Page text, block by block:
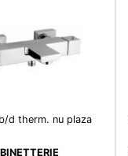
d therm. nu plaza